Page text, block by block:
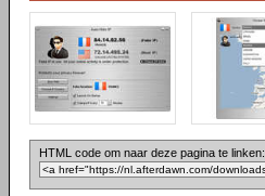
HTML code om naar deze pagina te linken: